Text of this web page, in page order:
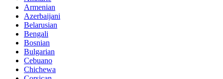
Armenian
Azerbaijani
Belarusian
Bengali
Bosnian
Bulgarian
Cebuano
Chichewa